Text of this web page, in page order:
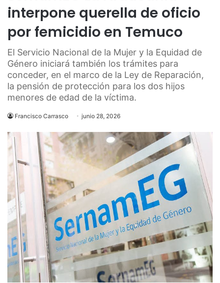
interpone querella de oficio
por femicidio en Temuco
El Servicio Nacional de la Mujer y la Equidad de
Género iniciará también los trámites para
conceder, en el marco de la Ley de Reparación,
la pensión de protección para los dos hijos
menores de edad de la víctima.
Francisco Carrasco junio 28, 2026